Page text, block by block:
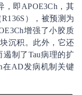
，即APOE3Ch，其
），被预测为
增强了小胶质
沉积。此外，它还
制了Tau病理的扩
在AD发病机制关键